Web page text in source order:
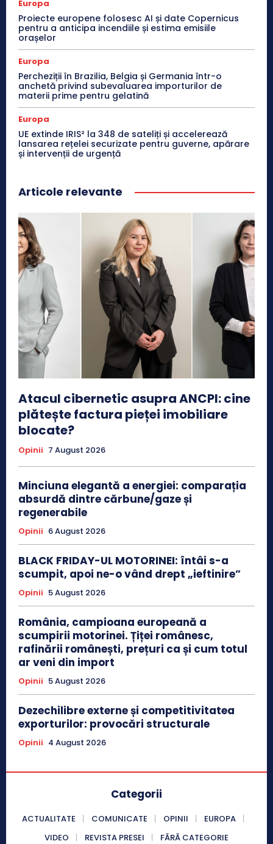
Europa
Proiecte europene folosesc AI și date Copernicus
pentru a anticipa incendiile și estima emisiile
orașelor
Europa
Percheziții în Brazilia, Belgia și Germania într-o
anchetă privind subevaluarea importurilor de
materii prime pentru gelatină
Europa
UE extinde IRIS² la 348 de sateliți și accelerează
lansarea rețelei securizate pentru guverne, apărare
și intervenții de urgență
Articole relevante
Atacul cibernetic asupra ANCPI: cine
plătește factura pieței imobiliare
blocate?
Opinii 7 August 2026
Minciuna elegantă a energiei: comparația
absurdă dintre cărbune/gaze și
regenerabile
Opinii 6 August 2026
BLACK FRIDAY-UL MOTORINEI: întâi s-a
scumpit, apoi ne-o vând drept „ieftinire”
Opinii 5 August 2026
România, campioana europeană a
scumpirii motorinei. Țiței românesc,
rafinării românești, prețuri ca și cum totul
ar veni din import
Opinii 5 August 2026
Dezechilibre externe și competitivitatea
exporturilor: provocări structurale
Opinii 4 August 2026
Categorii
ACTUALITATE COMUNICATE OPINII
EUROPA
VIDEO
REVISTA PRESEI FĂRĂ CATEGORIE